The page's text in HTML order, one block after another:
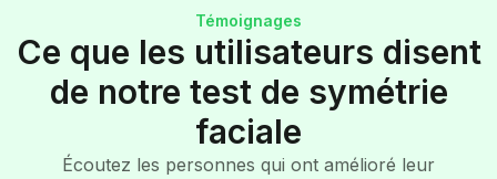
Témoignages
Ce que les utilisateurs disent
de notre test de symétrie
faciale
Écoutez les personnes qui ont amélioré leur